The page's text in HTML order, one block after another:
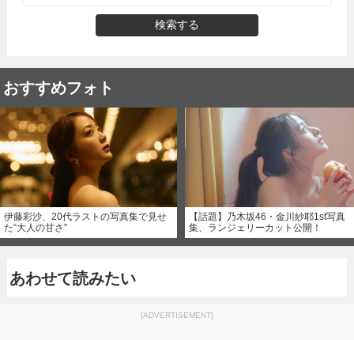
検索する
おすすめフォト
伊藤彩沙、20代ラストの写真集で見せ
た“大人の甘さ”
【話題】乃木坂46・金川紗耶1st写真
集、ランジェリーカット公開！
あわせて読みたい
[ADVERTISEMENT]